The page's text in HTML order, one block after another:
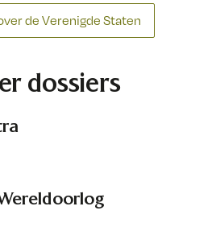
de Verenigde Staten
dossiers